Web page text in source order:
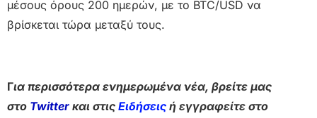
μέσους όρους 200 ημερών, με το BTC/USD να
βρίσκεται τώρα μεταξύ τους.
Για περισσότερα ενημερωμένα νέα, βρείτε μας
στο Twitter και στις Ειδήσεις ή εγγραφείτε στο